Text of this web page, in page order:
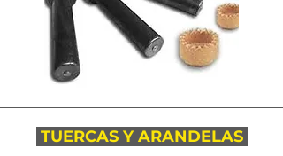
TUERCAS Y ARANDELAS